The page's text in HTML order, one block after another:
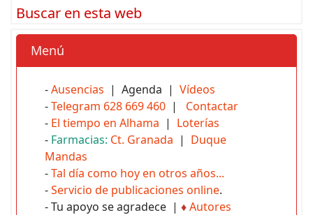
Buscar en esta web
Menú
-Ausencias | Agenda | Vídeos
-Telegram 628 669 460 | Contactar
- El tiempo en Alhama | Loterías
- Farmacias: Ct. Granada | Duque
Mandas
-Tal día como hoy en otros años...
-Servicio de publicaciones online.
- Tu apoyo se agradece | ♦Autores